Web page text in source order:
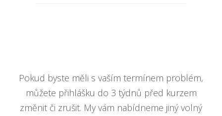
Pokud byste měli s vaším termínem problém,
můžete přihlášku do 3 týdnů před kurzem
změnit či zrušit. My vám nabídneme jiný volný